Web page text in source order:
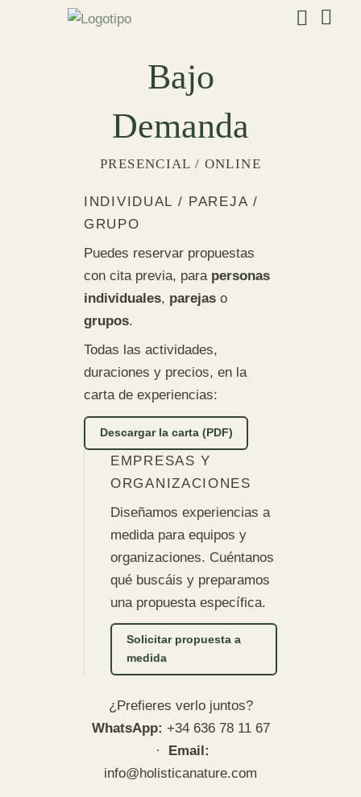
Bajo
Demanda
PRESENCIAL / ONLINE
INDIVIDUAL / PAREJA /
GRUPO
Puedes reservar propuestas
con cita previa, para personas
individuales, parejas o
grupos.
Todas las actividades,
duraciones y precios, en la
carta de experiencias:
Descargar la carta (PDF)
EMPRESAS Y
ORGANIZACIONES
Diseñamos experiencias a
medida para equipos y
organizaciones. Cuéntanos
qué buscáis y preparamos
una propuesta específica.
Solicitar propuesta a
medida
¿Prefieres verlo juntos?
WhatsApp: +34 636 78 11 67
· Email:
info@holisticanature.com